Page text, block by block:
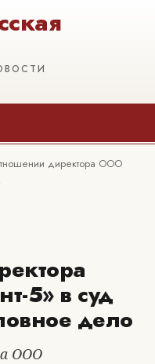
директора ООО
5» в суд
дело
ООО